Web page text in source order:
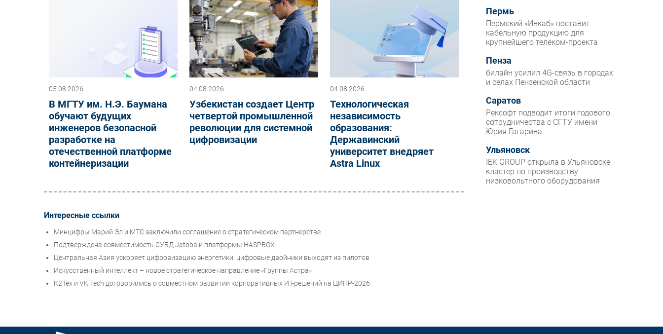
05.08.2026
В МГТУ им. Н.Э. Баумана
обучают будущих
инженеров безопасной
разработке на
отечественной платформе
контейнеризации
04.08.2026
Узбекистан создает Центр
четвертой промышленной
революции для системной
цифровизации
04.08.2026
Технологическая
независимость
образования:
Державинский
университет внедряет
Astra Linux
Интересные ссылки
Минцифры Марий Эл и МТС заключили соглашение о стратегическом партнерстве
Подтверждена совместимость СУБД Jatoba и платформы HASPBOX
Центральная Азия ускоряет цифровизацию энергетики: цифровые двойники выходят из пилотов
Искусственный интеллект – новое стратегическое направление «Группы Астра»
К2Тех и VK Tech договорились о совместном развитии корпоративных ИТ-решений на ЦИПР-2026
Пермь
Пермский «Инкаб» поставит
кабельную продукцию для
крупнейшего телеком-проекта
Пенза
билайн усилил 4G-связь в городах
и селах Пензенской области
Саратов
Рексофт подводит итоги годового
сотрудничества с СГТУ имени
Юрия Гагарина
Ульяновск
IEK GROUP открыла в Ульяновске
кластер по производству
низковольтного оборудования